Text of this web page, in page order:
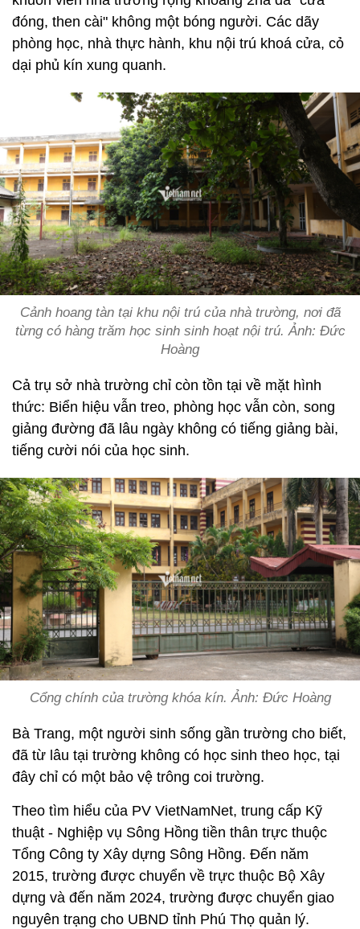
đóng, then cài" không một bóng người. Các dãy
phòng học, nhà thực hành, khu nội trú khoá cửa, cỏ
dại phủ kín xung quanh.
Cảnh hoang tàn tại khu nội trú của nhà trường, nơi đã
từng có hàng trăm học sinh sinh hoạt nội trú. Ảnh: Đức
Hoàng
Cả trụ sở nhà trường chỉ còn tồn tại về mặt hình
thức: Biển hiệu vẫn treo, phòng học vẫn còn, song
giảng đường đã lâu ngày không có tiếng giảng bài,
tiếng cười nói của học sinh.
Cổng chính của trường khóa kín. Ảnh: Đức Hoàng
Bà Trang, một người sinh sống gần trường cho biết,
đã từ lâu tại trường không có học sinh theo học, tại
đây chỉ có một bảo vệ trông coi trường.
Theo tìm hiểu của PV VietNamNet, trung cấp Kỹ
thuật - Nghiệp vụ Sông Hồng tiền thân trực thuộc
Tổng Công ty Xây dựng Sông Hồng. Đến năm
2015, trường được chuyển về trực thuộc Bộ Xây
dựng và đến năm 2024, trường được chuyển giao
nguyên trạng cho UBND tỉnh Phú Thọ quản lý.